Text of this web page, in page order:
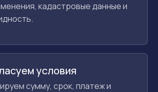
кадастровые данные и
условия
сумму, срок, платеж и